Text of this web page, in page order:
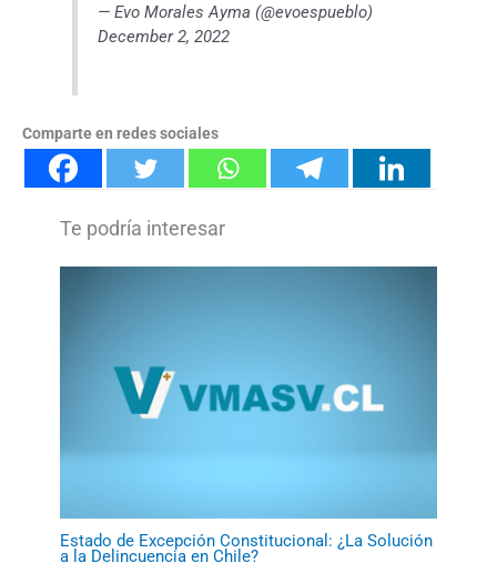
— Evo Morales Ayma (@evoespueblo)
December 2, 2022
Comparte en redes sociales
Estado de Excepción Constitucional: ¿La Solución
a la Delincuencia en Chile?